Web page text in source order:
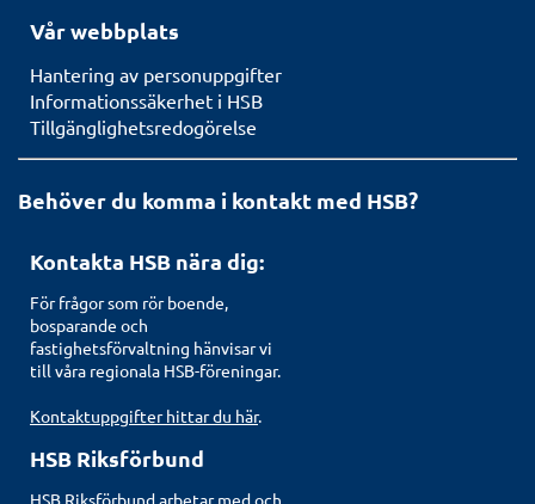
Vår webbplats
Hantering av personuppgifter
Informationssäkerhet i HSB
Tillgänglighetsredogörelse
Behöver du komma i kontakt med HSB?
Kontakta HSB nära dig:
För frågor som rör boende,
bosparande och
fastighetsförvaltning hänvisar vi
till våra regionala HSB-föreningar.
Kontaktuppgifter hittar du här.
HSB Riksförbund
HSB Riksförbund arbetar med och